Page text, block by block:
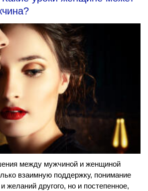
между мужчиной и женщиной
взаимную поддержку, понимание
желаний другого, но и постепенное,